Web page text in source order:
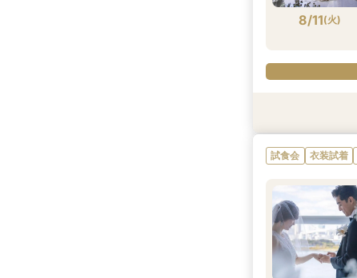
8/11(火)
8/11(火)
8/11(火)
8/11(火)
8/11(火)
8/11(火)
試食会 衣装試着